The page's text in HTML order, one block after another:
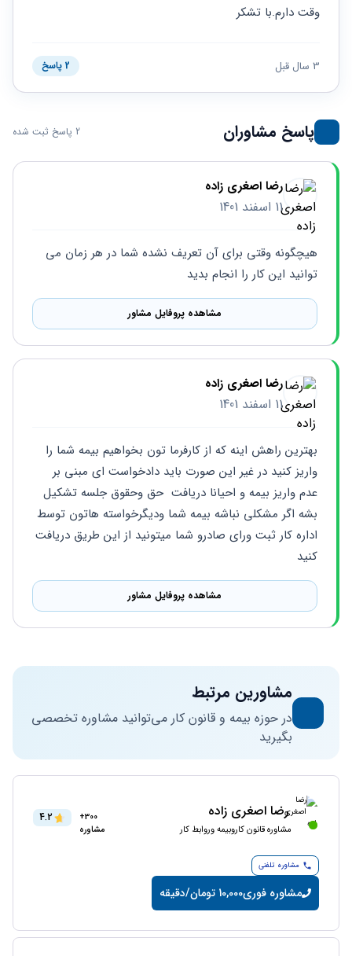
طلاق
خانواده
حقوقی
کسب
سئو و
سایت
ثبت
وقت دارم.با تشکر
3 سال قبل 2 پاسخ
پاسخ مشاوران 2 پاسخ ثبت شده
رضا اصغری زاده
11 اسفند 1401
توانید این کار را انجام بدید
مشاهده پروفایل مشاور
رضا اصغری زاده
11 اسفند 1401
کنید
مشاهده پروفایل مشاور
مشاورین مرتبط
در حوزه بیمه و قانون کار می‌توانید مشاوره تخصصی
بگیرید
رضا اصغری زاده
مشاوره قانون کاروبیمه وروابط کار
300+
مشاوره
4.2
مشاوره تلفنی
مشاوره فوری10,000 تومان/دقیقه